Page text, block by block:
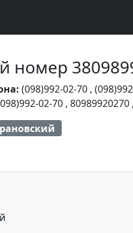
номер
(098)992-02-70 ,
02-70 , 80989920270 ,